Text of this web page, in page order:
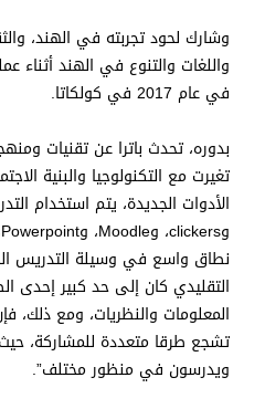
وشارك لحود تجربته في الهند،
في عام 2017 في كولكاتا.
بدوره، تحدث باترا عن تقنيات
تغيرت مع التكنولوجيا والبنية
نطاق واسع في وسيلة التدريس
التقليدي كان إلى حد كبير إحدى
المعلومات والنظريات، ومع ذلك،
تشجع طرقا متعددة للمشاركة،
ويدرسون في منظور مختلف”.